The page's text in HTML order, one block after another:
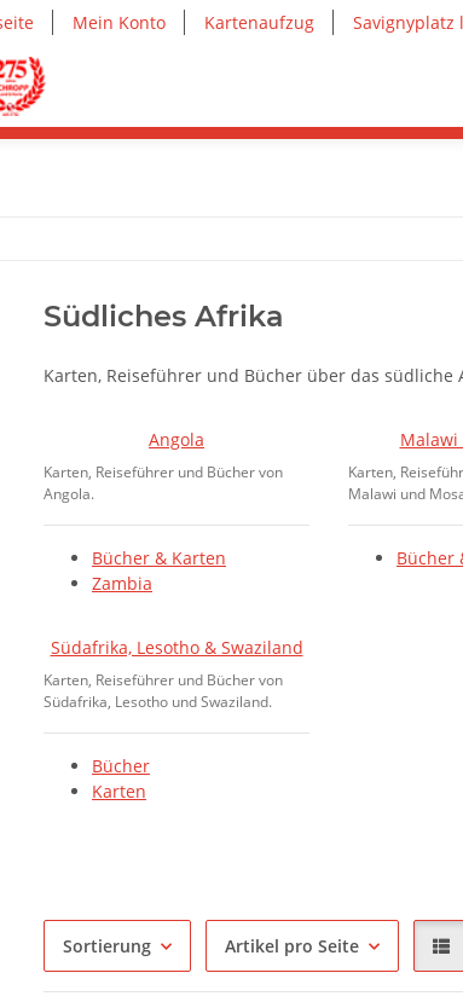
Mein Konto Kartenaufzug Savignyplatz
Südliches Afrika
Karten, Reiseführer und Bücher über das südliche
Angola
Karten, Reiseführer und Bücher von
Angola.
Bücher & Karten
Zambia
Malawi
Karten,
Malawi und
Bücher
Südafrika, Lesotho & Swaziland
Karten, Reiseführer und Bücher von
Südafrika, Lesotho und Swaziland.
Bücher
Karten
Sortierung Artikel pro Seite